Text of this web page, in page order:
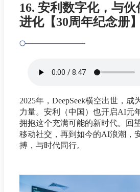
16. 安利数字化，与
进化【30周年纪念册】
2025年，DeepSeek横空出世，
力量。安利（中国）也开启AI元
拥抱这个充满可能的新时代。回
移动社交，再到如今的AI浪潮，
搏，与时代同行。